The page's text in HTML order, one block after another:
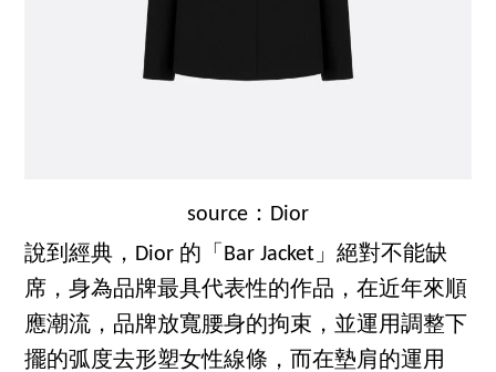
source：Dior
說到經典，Dior 的「Bar Jacket」絕對不能缺
席，身為品牌最具代表性的作品，在近年來順
應潮流，品牌放寬腰身的拘束，並運用調整下
擺的弧度去形塑女性線條，而在墊肩的運用